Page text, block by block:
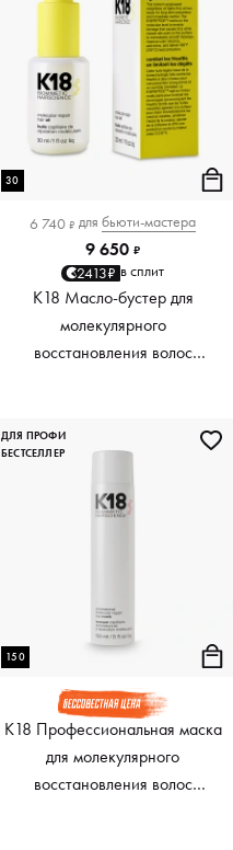
30
6 740 ₽ для бьюти-мастера
9 650 ₽
2413₽ в сплит
K18 Масло-бустер для
молекулярного
восстановления волос
150
K18 Профессиональная маска
для молекулярного
восстановления волос
ДЛЯ ПРОФИ
БЕСТСЕЛЛЕР